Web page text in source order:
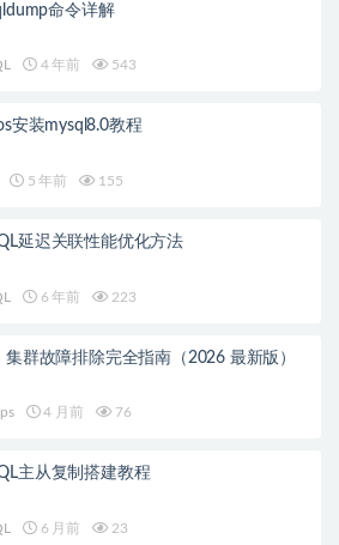
命令详解
4 年前 543
安装mysql8.0教程
5 年前 155
延迟关联性能优化方法
6 年前 223
集群故障排除完全指南（2026 最新版）
4 月前 76
主从复制搭建教程
6 月前 23